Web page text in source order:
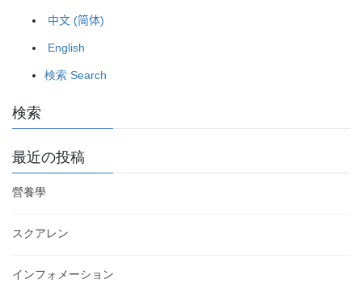
中文 (简体)
English
検索 Search
検索
最近の投稿
營養學
スクアレン
インフォメーション